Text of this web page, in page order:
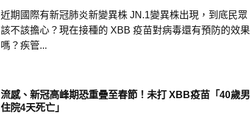
近期國際有新冠肺炎新變異株 JN.1變異株出現，到底民眾
該不該擔心？現在接種的 XBB 疫苗對病毒還有預防的效果
嗎？疾管...
流感、新冠高峰期恐重疊至春節！未打 XBB疫苗「40歲男
住院4天死亡」